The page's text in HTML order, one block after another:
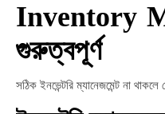
Inventory
গুরুত্বপূর্ণ
সঠিক ইনভেন্টরি ম্যানেজমেন্ট না থাকলে